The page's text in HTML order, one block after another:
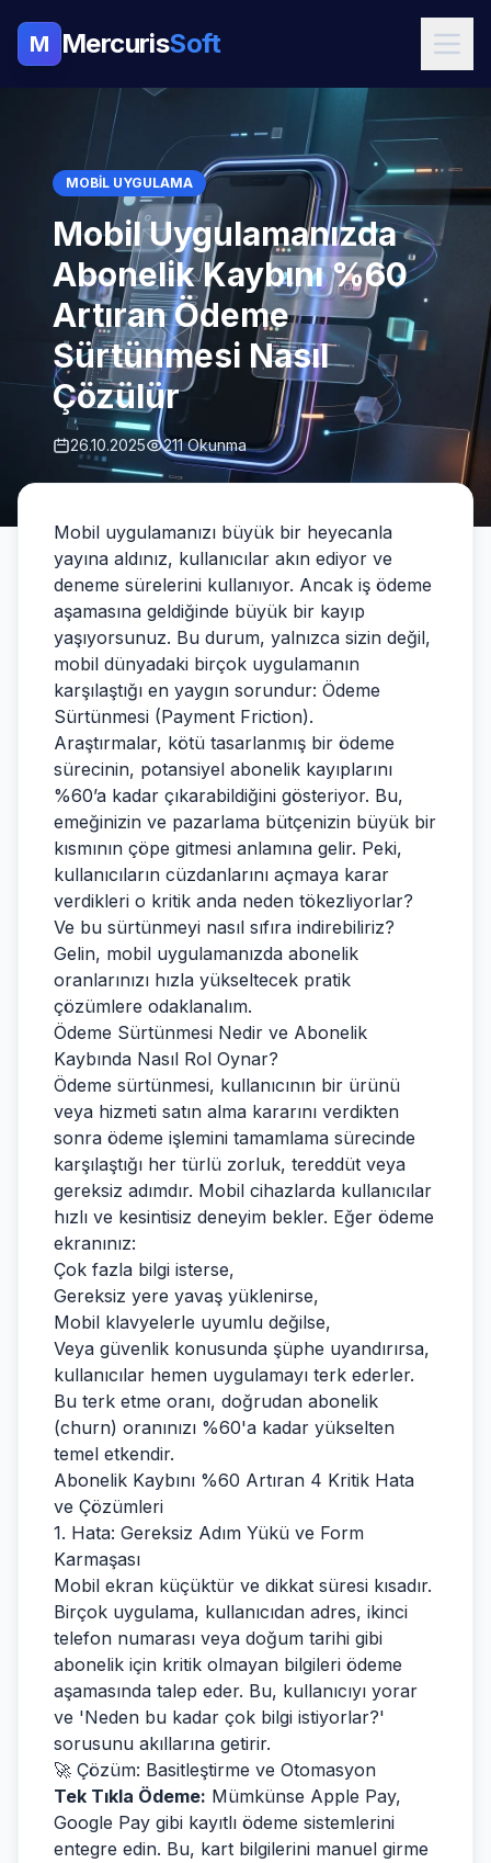
M MercurisSoft
MOBIL UYGULAMA
Mobil Uygulamanızda
Abonelik Kaybını %60
Artıran Ödeme
Sürtünmesi Nasıl
Çözülür
26.10.2025 211 Okunma
Mobil uygulamanızı büyük bir heyecanla
yayına aldınız, kullanıcılar akın ediyor ve
deneme sürelerini kullanıyor. Ancak iş ödeme
aşamasına geldiğinde büyük bir kayıp
yaşıyorsunuz. Bu durum, yalnızca sizin değil,
mobil dünyadaki birçok uygulamanın
karşılaştığı en yaygın sorundur: Ödeme
Sürtünmesi (Payment Friction).
Araştırmalar, kötü tasarlanmış bir ödeme
sürecinin, potansiyel abonelik kayıplarını
%60’a kadar çıkarabildiğini gösteriyor. Bu,
emeğinizin ve pazarlama bütçenizin büyük bir
kısmının çöpe gitmesi anlamına gelir. Peki,
kullanıcıların cüzdanlarını açmaya karar
verdikleri o kritik anda neden tökezliyorlar?
Ve bu sürtünmeyi nasıl sıfıra indirebiliriz?
Gelin, mobil uygulamanızda abonelik
oranlarınızı hızla yükseltecek pratik
çözümlere odaklanalım.
Ödeme Sürtünmesi Nedir ve Abonelik
Kaybında Nasıl Rol Oynar?
Ödeme sürtünmesi, kullanıcının bir ürünü
veya hizmeti satın alma kararını verdikten
sonra ödeme işlemini tamamlama sürecinde
karşılaştığı her türlü zorluk, tereddüt veya
gereksiz adımdır. Mobil cihazlarda kullanıcılar
hızlı ve kesintisiz deneyim bekler. Eğer ödeme
ekranınız:
Çok fazla bilgi isterse,
Gereksiz yere yavaş yüklenirse,
Mobil klavyelerle uyumlu değilse,
Veya güvenlik konusunda şüphe uyandırırsa,
kullanıcılar hemen uygulamayı terk ederler.
Bu terk etme oranı, doğrudan abonelik
(churn) oranınızı %60'a kadar yükselten
temel etkendir.
Abonelik Kaybını %60 Artıran 4 Kritik Hata
ve Çözümleri
1. Hata: Gereksiz Adım Yükü ve Form
Karmaşası
Mobil ekran küçüktür ve dikkat süresi kısadır.
Birçok uygulama, kullanıcıdan adres, ikinci
telefon numarası veya doğum tarihi gibi
abonelik için kritik olmayan bilgileri ödeme
aşamasında talep eder. Bu, kullanıcıyı yorar
ve 'Neden bu kadar çok bilgi istiyorlar?'
sorusunu akıllarına getirir.
🚀 Çözüm: Basitleştirme ve Otomasyon
Tek Tıkla Ödeme: Mümkünse Apple Pay,
Google Pay gibi kayıtlı ödeme sistemlerini
entegre edin. Bu, kart bilgilerini manuel girme